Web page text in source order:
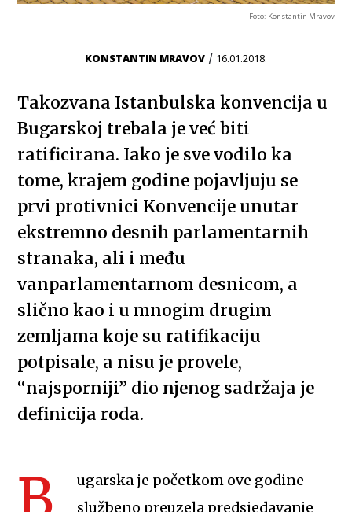
Foto: Konstantin Mravov
KONSTANTIN MRAVOV / 16.01.2018.
Takozvana Istanbulska konvencija u
Bugarskoj trebala je već biti
ratificirana. Iako je sve vodilo ka
tome, krajem godine pojavljuju se
prvi protivnici Konvencije unutar
ekstremno desnih parlamentarnih
stranaka, ali i među
vanparlamentarnom desnicom, a
slično kao i u mnogim drugim
zemljama koje su ratifikaciju
potpisale, a nisu je provele,
“najsporniji” dio njenog sadržaja je
definicija roda.
ugarska je početkom ove godine
službeno preuzela predsjedavanje